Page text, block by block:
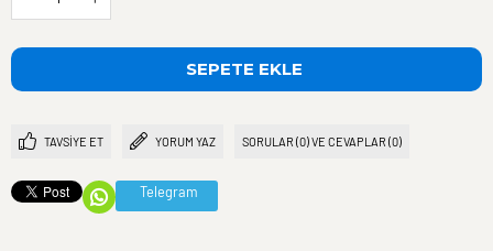
TAVSIYE ET YORUM YAZ SORULAR (0) VE CEVAPLAR (0)
Telegram